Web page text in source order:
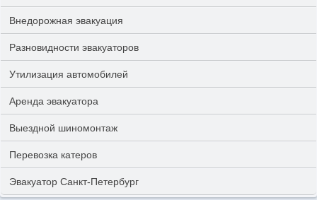
Внедорожная эвакуация
Разновидности эвакуаторов
Утилизация автомобилей
Аренда эвакуатора
Выездной шиномонтаж
Перевозка катеров
Эвакуатор Санкт-Петербург